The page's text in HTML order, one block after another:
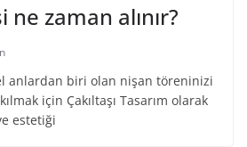
zaman alınır?
anlardan biri olan nişan töreninizi
için Çakıltaşı Tasarım olarak
estetiği